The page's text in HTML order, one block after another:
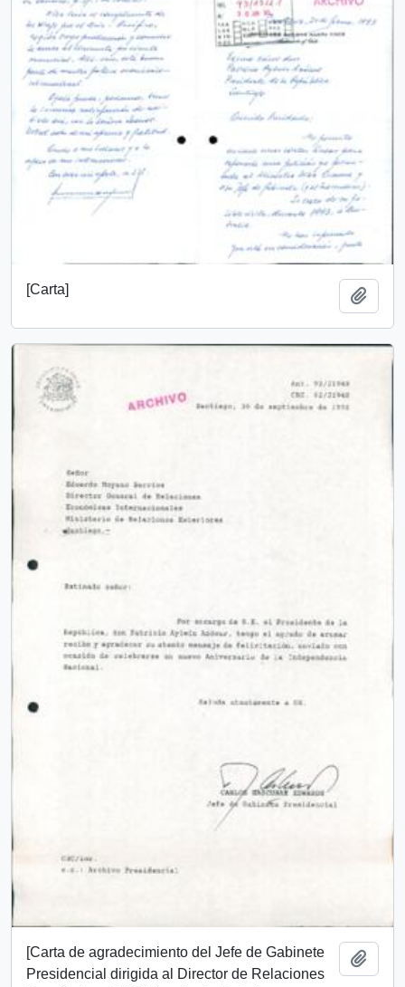
[Carta]
[Carta de agradecimiento del Jefe de Gabinete
Presidencial dirigida al Director de Relaciones